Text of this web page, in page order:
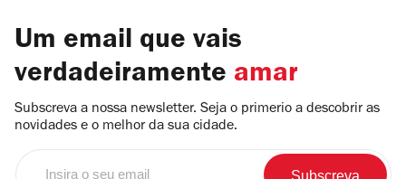
Um email que vais
verdadeiramente amar
Subscreva a nossa newsletter. Seja o primerio a descobrir as
novidades e o melhor da sua cidade.